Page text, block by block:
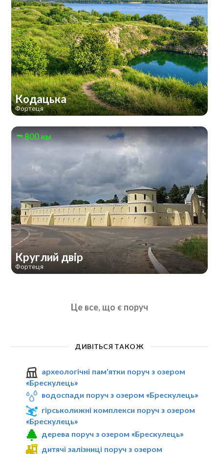
Кодацька
Фортеця
800 км
Круглий двір
Фортеця
Це все, що є поруч
ДИВІТЬСЯ ТАКОЖ
археологічні пам'ятки поруч з озером
«Брескулeць»
водоспади поруч з озером «Брескулeць»
гірськолижні комплекси поруч з озером
«Брескулeць»
дерева поруч з озером «Брескулeць»
дитячі залізниці поруч з озером